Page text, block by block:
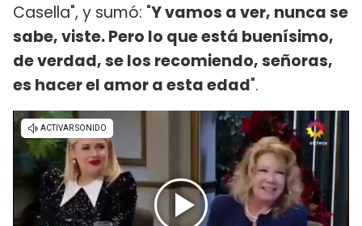
Casella", y sumó: "Y vamos a ver, nunca se
sabe, viste. Pero lo que está buenísimo,
de verdad, se los recomiendo, señoras,
es hacer el amor a esta edad".